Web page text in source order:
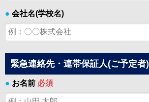
● 会社名(学校名)
緊急連絡先・連帯保証人(ご予定者)
● お名前 必須